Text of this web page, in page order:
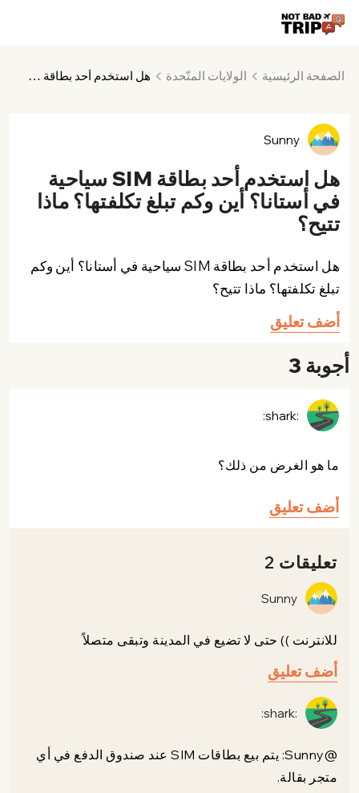
الصفحة الرئيسية الولايات المتّحدة هل استخدم أحد بطاقة SIM سياحية في أستانا؟ أين وكم تبلغ تكلفتها؟ ماذا تتيح؟
Sunny
هل استخدم أحد بطاقة SIM سياحية
في أستانا؟ أين وكم تبلغ تكلفتها؟ ماذا
تتيح؟
هل استخدم أحد بطاقة SIM سياحية في أستانا؟ أين وكم
تبلغ تكلفتها؟ ماذا تتيح؟
أضف تعليق
أجوبة 3
:shark:
ما هو الغرض من ذلك؟
أضف تعليق
تعليقات 2
Sunny
للانترنت )) حتى لا تضيع في المدينة وتبقى متصلاً
أضف تعليق
:shark:
@Sunny: يتم بيع بطاقات SIM عند صندوق الدفع في أي
متجر بقالة.